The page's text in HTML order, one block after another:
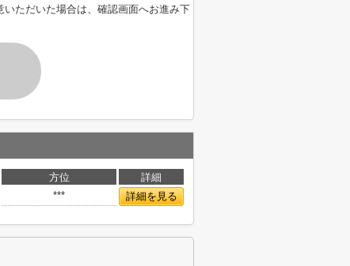
ただいた場合は、確認画面へお進み下
方位
詳細
*** 詳細を見る